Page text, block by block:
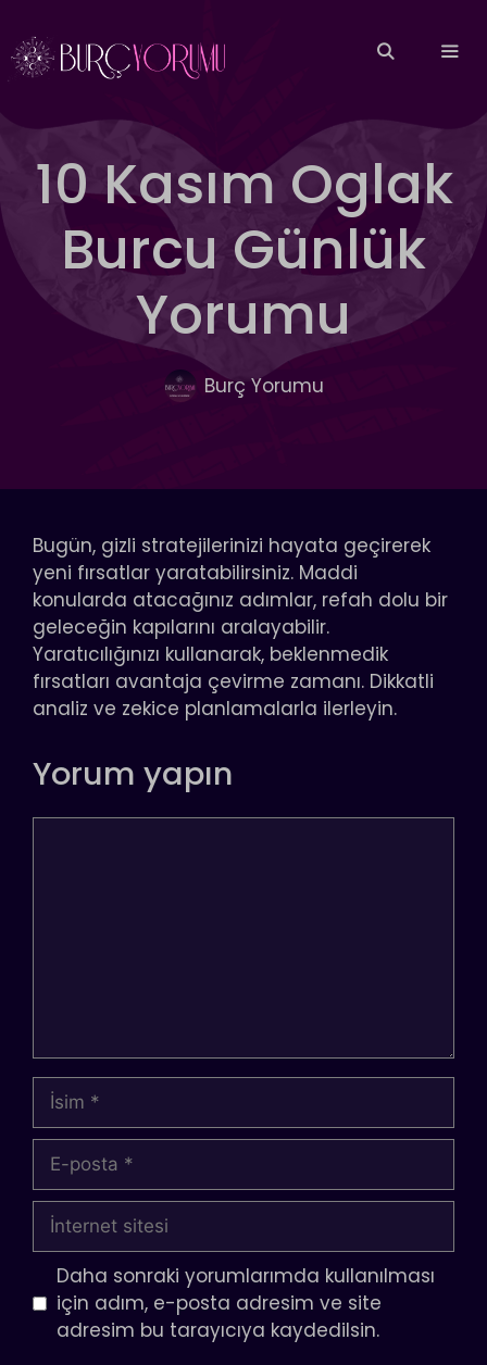
atla
10 Kasım Oglak
Burcu Günlük
Yorumu
Burç Yorumu
Bugün, gizli stratejilerinizi hayata geçirerek
yeni fırsatlar yaratabilirsiniz. Maddi
konularda atacağınız adımlar, refah dolu bir
geleceğin kapılarını aralayabilir.
Yaratıcılığınızı kullanarak, beklenmedik
fırsatları avantaja çevirme zamanı. Dikkatli
analiz ve zekice planlamalarla ilerleyin.
Yorum yapın
İsim
posta
İnternet
sitesi
Daha sonraki yorumlarımda kullanılması
için adım, e-posta adresim ve site
adresim bu tarayıcıya kaydedilsin.